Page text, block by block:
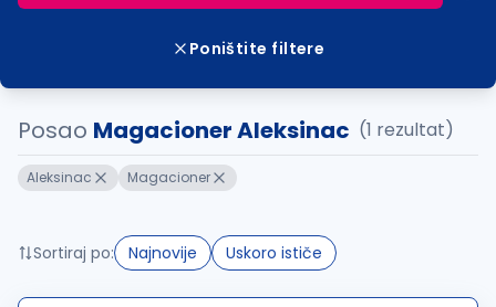
Poništite filtere
Posao Magacioner Aleksinac (1 rezultat)
Aleksinac Magacioner
Sortiraj po: Najnovije Uskoro ističe